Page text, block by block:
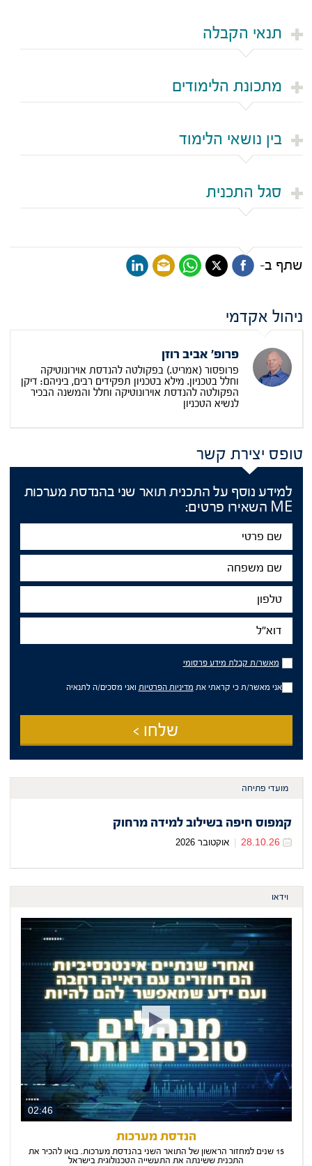
תנאי הקבלה
מתכונת הלימודים
בין נושאי הלימוד
סגל התכנית
שתף ב-
ניהול אקדמי
פרופ' אביב רוזן
פרופסור (אמריט.) בפקולטה להנדסת אוירונוטיקה
וחלל בטכניון. מילא בטכניון תפקידים רבים, ביניהם: דיקן
הפקולטה להנדסת אוירונוטיקה וחלל והמשנה הבכיר
לנשיא הטכניון
טופס יצירת קשר
למידע נוסף על התכנית תואר שני בהנדסת מערכות
ME השאירו פרטים:
שם
פרטי
שם
משפחה
טלפון
דוא"ל
מאשר/ת
קבלת
פרסומי
מאשר/ת קבלת מידע פרסומי
אני מאשר/ת כי קראתי את מדיניות הפרטיות ואני מסכים/ה לתנאיה
שלחו >
מועדי פתיחה
קמפוס חיפה בשילוב למידה מרחוק
28.10.26 אוקטובר 2026
וידאו
02:46
הנדסת מערכות
15 שנים למחזור הראשון של התואר השני בהנדסת מערכות. בואו להכיר את
התכנית ששינתה את התעשייה הטכנולוגית בישראל